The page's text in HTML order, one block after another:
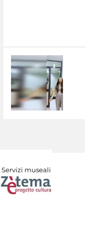
Servizi museali